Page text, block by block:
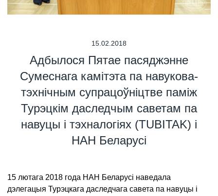
15.02.2018
Адбылося Пятае пасяджэнне
Сумеснага камітэта па навукова-
тэхнічным супрацоўніцтве паміж
Турэцкім даследчым саветам па
навуцы і тэхналогіях (TUBITAK) і
НАН Беларусі
15 лютага 2018 года НАН Беларусі наведала
дэлегацыя Турэцкага даследчага савета па навуцы і